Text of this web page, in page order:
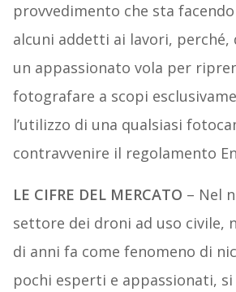
provvedimento che sta
alcuni addetti ai lavori, perché,
un appassionato vola per
fotografare a scopi
l’utilizzo di una qualsiasi
contravvenire il regolamento
LE CIFRE DEL MERCATO – Nel
settore dei droni ad uso civile,
di anni fa come fenomeno di
pochi esperti e appassionati, si